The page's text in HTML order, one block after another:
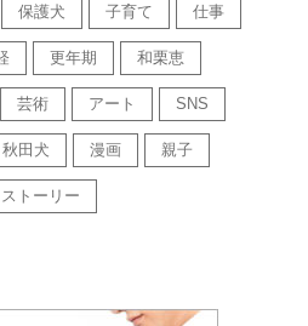
保護犬 子育て 仕事
更年期 和栗恵
芸術 アート SNS
秋田犬 漫画 親子
トーリー